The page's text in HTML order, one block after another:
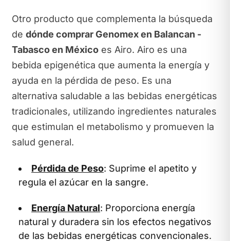
Otro producto que complementa la búsqueda
de dónde comprar Genomex en Balancan -
Tabasco en Méxicoes Airo. Airo es una
bebida epigenética que aumenta la energía y
ayuda en la pérdida de peso. Es una
alternativa saludable a las bebidas energéticas
tradicionales, utilizando ingredientes naturales
que estimulan el metabolismo y promueven la
salud general.
Pérdida de Peso: Suprime el apetito y
regula el azúcar en la sangre.
Energía Natural: Proporciona energía
natural y duradera sin los efectos negativos
de las bebidas energéticas convencionales.